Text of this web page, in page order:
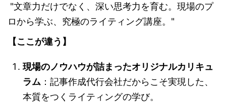
"文章力だけでなく、深い思考力を育む。現場のプ
ロから学ぶ、究極のライティング講座。"
【ここが違う】
現場のノウハウが詰まったオリジナルカリキュ
ラム ：記事作成代行会社だからこそ実現した、
本質をつくライティングの学び。